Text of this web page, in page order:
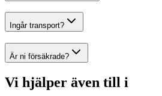
Ingår transport?
Är ni försäkrade?
Vi hjälper även till i